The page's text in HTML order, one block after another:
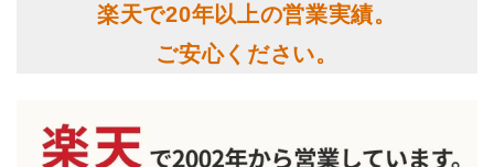
楽天で20年以上の営業実績。
ご安心ください。